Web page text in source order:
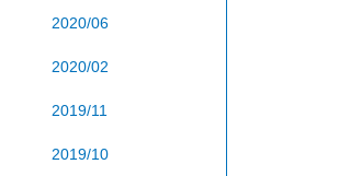
2020/06
2020/02
2019/11
2019/10